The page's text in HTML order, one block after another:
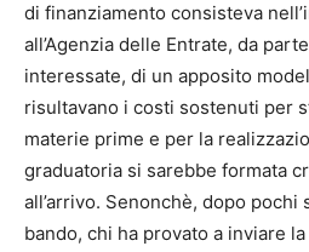
di finanziamento consisteva
all’Agenzia delle Entrate, da
interessate, di un apposito
risultavano i costi sostenuti per
materie prime e per la
graduatoria si sarebbe formata
all’arrivo. Senonchè, dopo pochi
bando, chi ha provato a inviare